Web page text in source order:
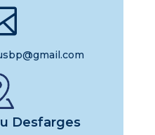
Desfarges